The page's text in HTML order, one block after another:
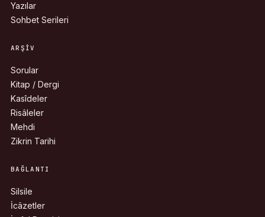
Yazılar
Sohbet Serileri
ARŞIV
Sorular
Kitap / Dergi
Kasîdeler
Risâleler
Mehdi
Zikrin Tarihi
BAĞLANTI
Silsile
İcâzetler